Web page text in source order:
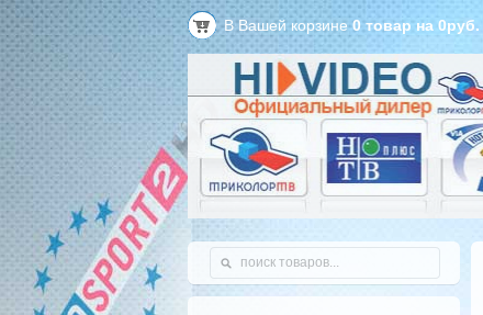
В Вашей корзине0 товар на 0руб.